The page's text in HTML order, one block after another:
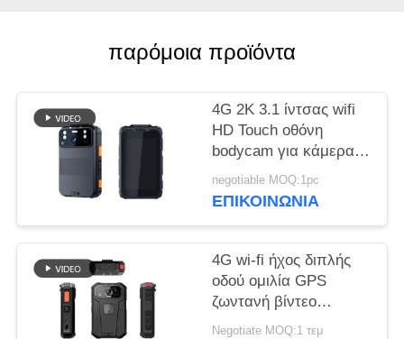
ΥΠΟΘΈΣΕΙΣ
ΖΗΤΉΣΤΕ
ΜΙΑ
ΠΡΟΣΦΟΡΆ
SITEMAP
ΠΟΛΙΤΙΚΉ
ΑΠΟΡΡΉΤΟΥ
παρόμοια προϊόντα
4G 2K 3.1 ίντσας wifi
HD Touch οθόνη
bodycam για κάμερα
ασφαλείας επιβολής
του νόμου
negotiable MOQ:1pc
ΕΠΙΚΟΙΝΩΝΊΑ
4G wi-fi ήχος διπλής
οδού ομιλία GPS
ζωντανή βίντεο
bodycam για την
Negotiate MOQ:1 τεμ